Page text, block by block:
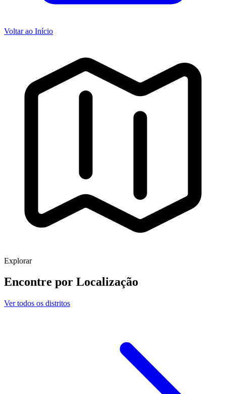
Voltar ao Início
Explorar
Encontre por Localização
Ver todos os distritos